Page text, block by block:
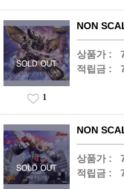
NON
상품가 :
적립금 :
1
NON
상품가 :
적립금 :